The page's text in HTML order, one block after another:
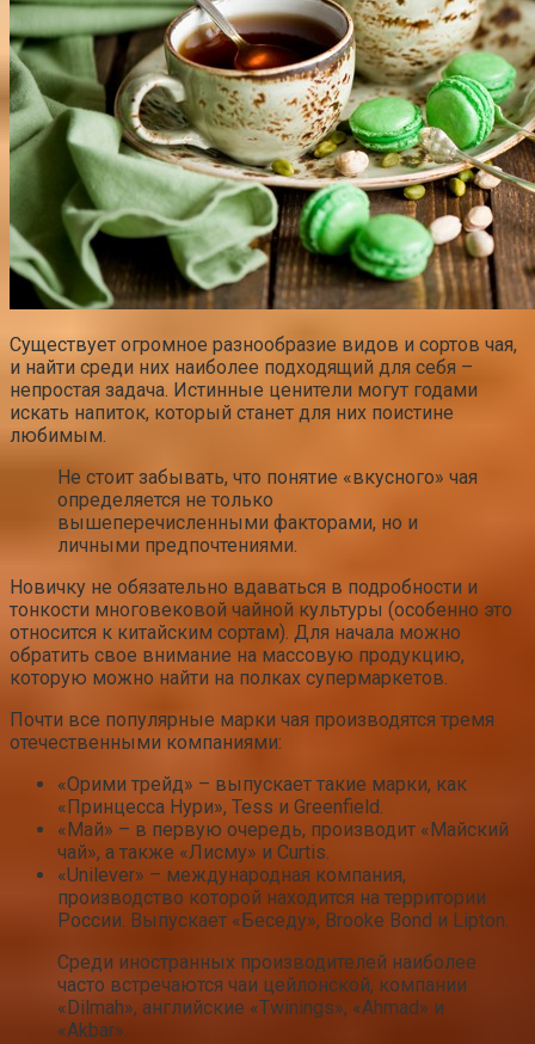
Существует огромное разнообразие видов и сортов чая,
и найти среди них наиболее подходящий для себя –
непростая задача. Истинные ценители могут годами
искать напиток, который станет для них поистине
любимым.
Не стоит забывать, что понятие «вкусного» чая
определяется не только
вышеперечисленными факторами, но и
личными предпочтениями.
Новичку не обязательно вдаваться в подробности и
тонкости многовековой чайной культуры (особенно это
относится к китайским сортам). Для начала можно
обратить свое внимание на массовую продукцию,
которую можно найти на полках супермаркетов.
Почти все популярные марки чая производятся тремя
отечественными компаниями:
«Орими трейд» – выпускает такие марки, как
«Принцесса Нури», Tess и Greenfield.
«Май» – в первую очередь, производит «Майский
чай», а также «Лисму» и Curtis.
«Unilever» – международная компания,
производство которой находится на территории
России. Выпускает «Беседу», Brooke Bond и Lipton.
Среди иностранных производителей наиболее
часто встречаются чаи цейлонской, компании
«Dilmah», английские «Twinings», «Ahmad» и
«Akbar».